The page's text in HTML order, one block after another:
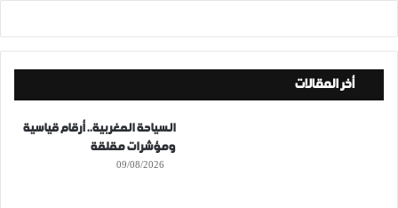
أخر المقالات
السياحة المغربية.. أرقام قياسية
ومؤشرات مقلقة
09/08/2026